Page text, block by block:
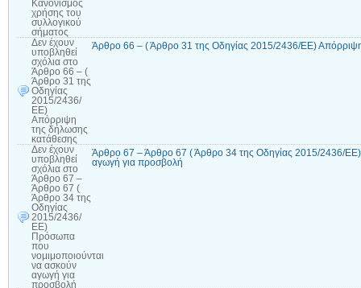
Κανονισμός
χρήσης του
συλλογικού
σήματος
Δεν έχουν
υποβληθεί
σχόλια στο
Άρθρο 66 – (
Άρθρο 31 της
Οδηγίας
2015/2436/
ΕΕ)
Απόρριψη
της δήλωσης
κατάθεσης
Άρθρο 66 – ( Άρθρο 31 της Οδηγίας 2015/2436/ΕΕ)
Δεν έχουν
υποβληθεί
σχόλια στο
Άρθρο 67 –
Άρθρο 67 (
Άρθρο 34 της
Οδηγίας
2015/2436/
ΕΕ)
Πρόσωπα
που
νομιμοποιούνται
να ασκούν
αγωγή για
προσβολή
Άρθρο 67 – Άρθρο 67 ( Άρθρο 34 της Οδηγίας 2015/2436/
αγωγή για προσβολή